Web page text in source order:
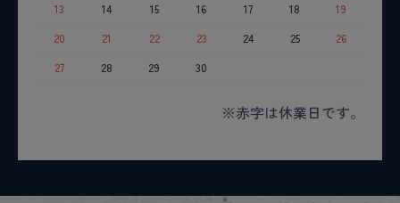
13
14 15 16 17 18
19
20
21 22 23 24 25
26
27
28 29 30
※赤字は休業日です。